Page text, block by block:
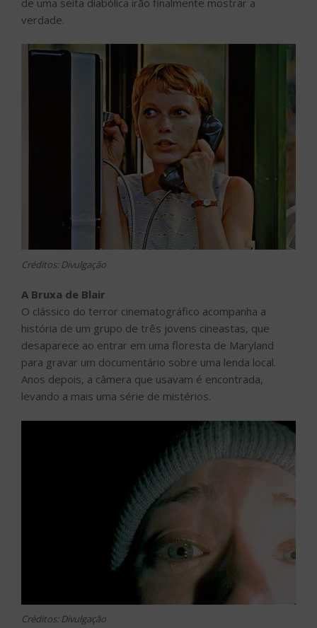
verdade.
Créditos: Divulgação
A Bruxa de Blair
O clássico do terror cinematográfico acompanha a
história de um grupo de três jovens cineastas, que
desaparece ao entrar em uma floresta de Maryland
para gravar um documentário sobre uma lenda local.
Anos depois, a câmera que usavam é encontrada,
levando a mais uma série de mistérios.
Créditos: Divulgação